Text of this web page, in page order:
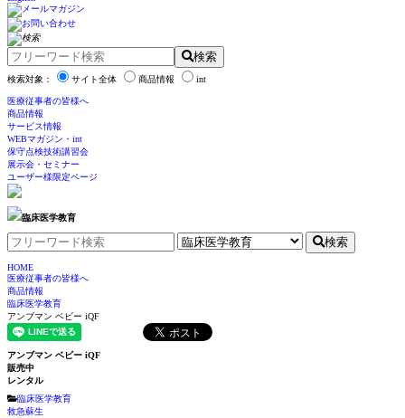
検索
検索対象： サイト全体 商品情報 int
医療従事者の皆様へ
商品情報
サービス情報
WEBマガジン・int
保守点検技術講習会
展示会・セミナー
ユーザー様限定ページ
臨床医学教育
検索
HOME
医療従事者の皆様へ
商品情報
臨床医学教育
アンブマン ベビー iQF
アンブマン ベビー iQF
販売中
レンタル
臨床医学教育
救急蘇生